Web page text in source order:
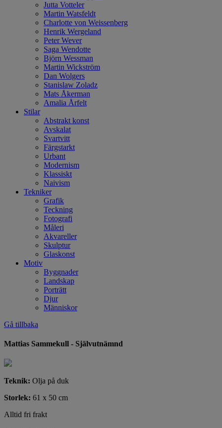
Jutta Votteler
Martin Watsfeldt
Charlotte von Weissenberg
Henrik Wergeland
Peter Wever
Saga Wendotte
Björn Wessman
Martin Wickström
Dan Wolgers
Stanislaw Zoladz
Mats Åkerman
Amalia Årfelt
Stilar
Abstrakt konst
Avskalat
Svartvitt
Färgstarkt
Urbant
Modernism
Klassiskt
Naivism
Tekniker
Grafik
Teckning
Fotografi
Måleri
Akvareller
Skulptur
Glaskonst
Motiv
Byggnader
Landskap
Porträtt
Djur
Människor
Gå tillbaka
Mattias Sammekull - Självutnämnd
Teknik: Olja på duk
Storlek: 61 x 50 cm
Alltid fri frakt